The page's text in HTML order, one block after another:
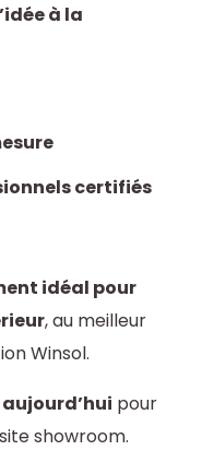
à la
certifiés
idéal pour
, au meilleur
Winsol.
pour
showroom.